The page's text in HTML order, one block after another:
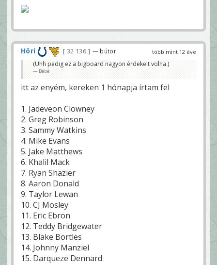
több mint 12 éve
Höri 32 136 — bútor
(Uhh pedig ez a bigboard nagyon érdekelt volna.)
Bébé
itt az enyém, kereken 1 hónapja írtam fel
1. Jadeveon Clowney
2. Greg Robinson
3. Sammy Watkins
4. Mike Evans
5. Jake Matthews
6. Khalil Mack
7. Ryan Shazier
8. Aaron Donald
9. Taylor Lewan
10. CJ Mosley
11. Eric Ebron
12. Teddy Bridgewater
13. Blake Bortles
14. Johnny Manziel
15. Darqueze Dennard